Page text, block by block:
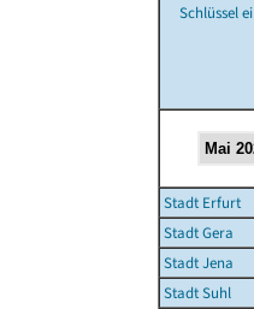
Schlüssel
Stadt Erfurt
Stadt Gera
Stadt Jena
Stadt Suhl